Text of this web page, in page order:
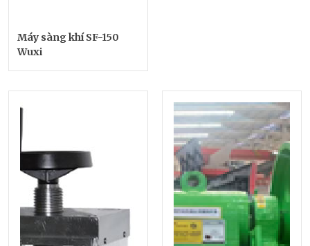
Máy sàng khí SF-150
Wuxi